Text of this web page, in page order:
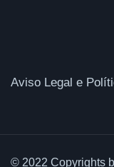
Aviso Legal e
© 2022 Copyrights